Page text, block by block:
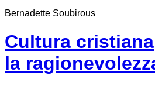
Bernadette Soubirous
Cultura cristiana
la